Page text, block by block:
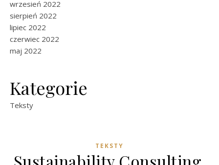
wrzesień 2022
sierpień 2022
lipiec 2022
czerwiec 2022
maj 2022
Kategorie
Teksty
TEKSTY